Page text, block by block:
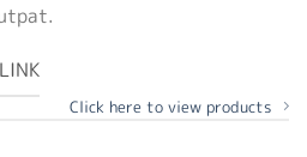
Click here to view products